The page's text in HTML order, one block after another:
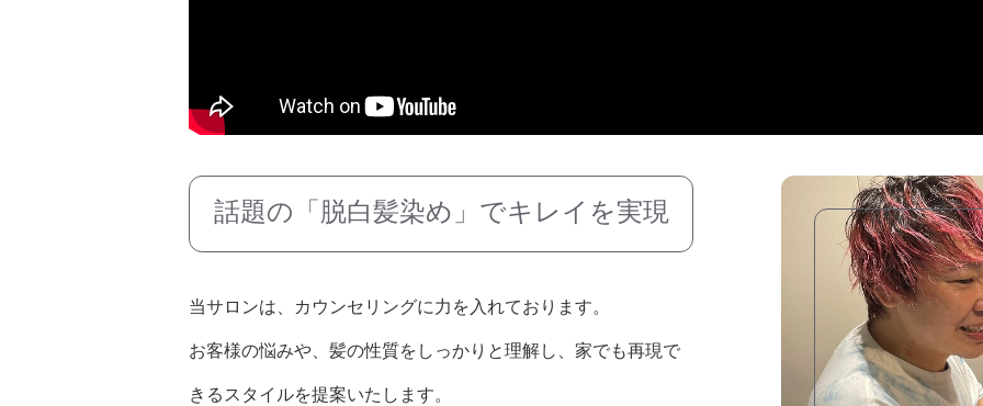
話題の「脱白髪染め」でキレイを実現
当サロンは、カウンセリングに力を入れております。
お客様の悩みや、髪の性質をしっかりと理解し、家でも再現で
きるスタイルを提案いたします。